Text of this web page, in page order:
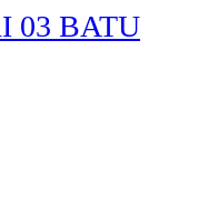
03 BATU